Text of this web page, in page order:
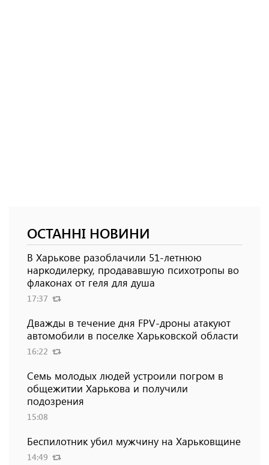
ОСТАННІ НОВИНИ
В Харькове разоблачили 51-летнюю
наркодилерку, продававшую психотропы во
флаконах от геля для душа
17:37
Дважды в течение дня FPV-дроны атакуют
автомобили в поселке Харьковской области
16:22
Семь молодых людей устроили погром в
общежитии Харькова и получили
подозрения
15:08
Беспилотник убил мужчину на Харьковщине
14:49